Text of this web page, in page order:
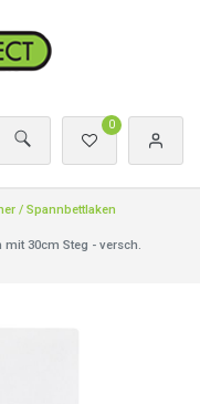
0
/ Spannbettlaken
mit 30cm Steg - versch.